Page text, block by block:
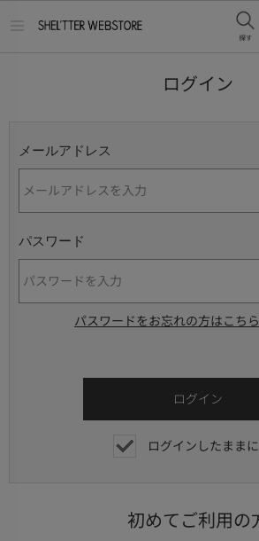
ログイン
メールアドレス
パスワード
パスワードをお忘れの方はこちら
ログインしたまま
初めてご利用の